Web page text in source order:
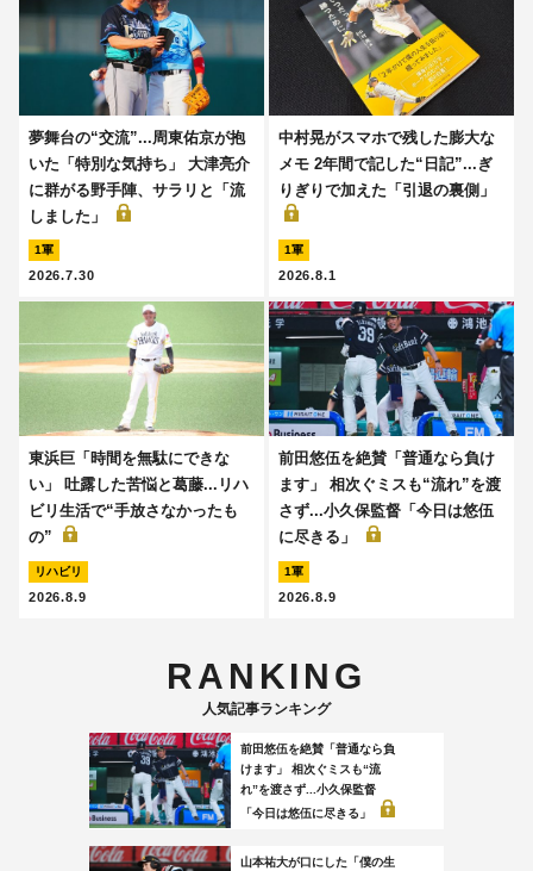
夢舞台の“交流”...周東佑京が抱
いた「特別な気持ち」 大津亮介
に群がる野手陣、サラリと「流
しました」
1軍
2026.7.30
中村晃がスマホで残した膨大な
メモ 2年間で記した“日記”...ぎ
りぎりで加えた「引退の裏側」
1軍
2026.8.1
東浜巨「時間を無駄にできな
い」 吐露した苦悩と葛藤...リハ
ビリ生活で“手放さなかったも
の”
リハビリ
2026.8.9
前田悠伍を絶賛「普通なら負け
ます」 相次ぐミスも“流れ”を渡
さず...小久保監督「今日は悠伍
に尽きる」
1軍
2026.8.9
RANKING
人気記事ランキング
前田悠伍を絶賛「普通なら負
けます」 相次ぐミスも“流
れ”を渡さず...小久保監督
「今日は悠伍に尽きる」
山本祐大が口にした「僕の生